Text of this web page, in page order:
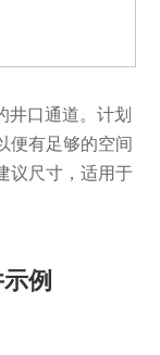
井口通道。计划
便有足够的空间
议尺寸，适用于
例